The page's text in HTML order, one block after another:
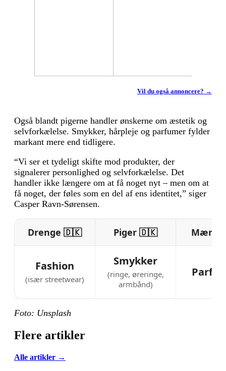
Vil du også annoncere? →
Også blandt pigerne handler ønskerne om æstetik og
selvforkælelse. Smykker, hårpleje og parfumer fylder
markant mere end tidligere.
“Vi ser et tydeligt skifte mod produkter, der
signalerer personlighed og selvforkælelse. Det
handler ikke længere om at få noget nyt – men om at
få noget, der føles som en del af ens identitet,” siger
Casper Ravn-Sørensen.
Drenge 🇩🇰 Piger 🇩🇰 Mænd
Fashion
(især streetwear)
Smykker
(ringe, øreringe,
armbånd)
Foto: Unsplash
Flere artikler
Alle artikler →